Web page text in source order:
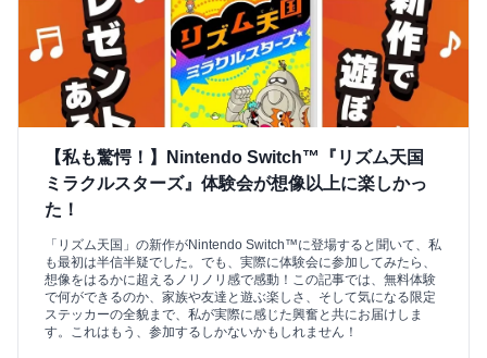
【私も驚愕！】Nintendo Switch™『リズム天国
ミラクルスターズ』体験会が想像以上に楽しかっ
た！
「リズム天国」の新作がNintendo Switch™に登場すると聞いて、私
も最初は半信半疑でした。でも、実際に体験会に参加してみたら、
想像をはるかに超えるノリノリ感で感動！この記事では、無料体験
で何ができるのか、家族や友達と遊ぶ楽しさ、そして気になる限定
ステッカーの全貌まで、私が実際に感じた興奮と共にお届けしま
す。これはもう、参加するしかないかもしれません！